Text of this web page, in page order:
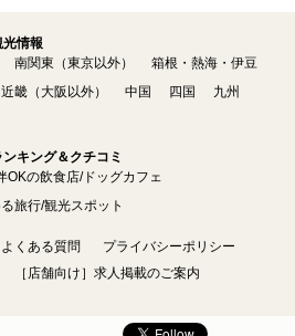
情報
南関東（東京以外）
箱根・熱海・伊豆
近畿（大阪以外） 中国 四国
九州
キング＆クチコミ
OKの飲食店/ドッグカフェ
旅行/観光スポット
よくある質問
プライバシーポリシー
［店舗向け］求人掲載のご案内